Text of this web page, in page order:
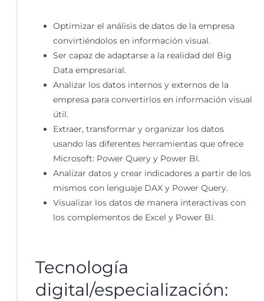
Optimizar el análisis de datos de la empresa
convirtiéndolos en información visual.
Ser capaz de adaptarse a la realidad del Big
Data empresarial.
Analizar los datos internos y externos de la
empresa para convertirlos en información visual
útil.
Extraer, transformar y organizar los datos
usando las diferentes herramientas que ofrece
Microsoft: Power Query y Power BI.
Analizar datos y crear indicadores a partir de los
mismos con lenguaje DAX y Power Query.
Visualizar los datos de manera interactivas con
los complementos de Excel y Power BI.
Tecnología
digital/especialización: